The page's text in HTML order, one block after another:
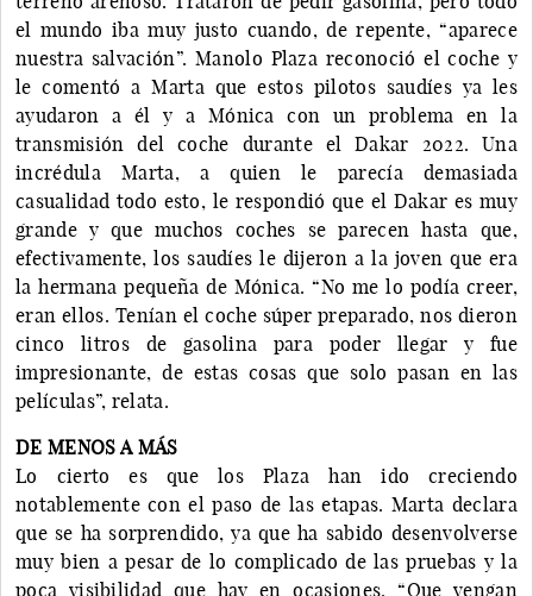
el mundo iba muy justo cuando, de repente, “aparece
nuestra salvación”. Manolo Plaza reconoció el coche y
le comentó a Marta que estos pilotos saudíes ya les
ayudaron a él y a Mónica con un problema en la
transmisión del coche durante el Dakar 2022. Una
incrédula Marta, a quien le parecía demasiada
casualidad todo esto, le respondió que el Dakar es muy
grande y que muchos coches se parecen hasta que,
efectivamente, los saudíes le dijeron a la joven que era
la hermana pequeña de Mónica. “No me lo podía creer,
eran ellos. Tenían el coche súper preparado, nos dieron
cinco litros de gasolina para poder llegar y fue
impresionante, de estas cosas que solo pasan en las
películas”, relata.
DE MENOS A MÁS
Lo cierto es que los Plaza han ido creciendo
notablemente con el paso de las etapas. Marta declara
que se ha sorprendido, ya que ha sabido desenvolverse
muy bien a pesar de lo complicado de las pruebas y la
poca visibilidad que hay en ocasiones. “Que vengan